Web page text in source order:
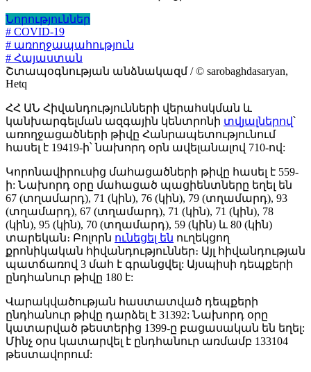
Նորություններ
# COVID-19
# առողջապահություն
# Հայաստան
Շտապօգնության անձնակազմ / © sarobaghdasaryan,
Hetq
ՀՀ ԱՆ Հիվանդությունների վերահսկման և
կանխարգելման ազգային կենտրոնի տվյալներով՝
առողջացածների թիվը Հանրապետությունում
հասել է 19419-ի՝ նախորդ օրն ավելանալով 710-ով:
Կորոնավիրուսից մահացածների թիվը հասել է 559-
ի: Նախորդ օրը մահացած պացիենտները եղել են
67 (տղամարդ), 71 (կին), 76 (կին), 79 (տղամարդ), 93
(տղամարդ), 67 (տղամարդ), 71 (կին), 71 (կին), 78
(կին), 95 (կին), 70 (տղամարդ), 59 (կին) և 80 (կին)
տարեկան։ Բոլորն ունեցել են ուղեկցող
քրոնիկական հիվանդություններ։ Այլ հիվանդության
պատճառով 3 մահ է գրանցվել: Այսպիսի դեպքերի
ընդհանուր թիվը 180 է:
Վարակվածության հաստատված դեպքերի
ընդհանուր թիվը դարձել է 31392: Նախորդ օրը
կատարված թեստերից 1399-ը բացասական են եղել:
Մինչ օրս կատարվել է ընդհանուր առմամբ 133104
թեստավորում: